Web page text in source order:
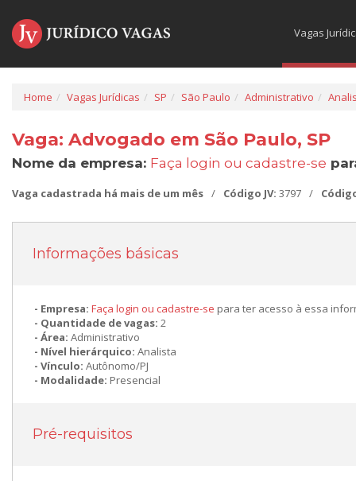
Vagas
Home Vagas Jurídicas SP São Paulo Administrativo
Vaga: Advogado em São Paulo, SP
Nome da empresa: Faça login ou cadastre-se
Vaga cadastrada há mais de um mês / Código JV: 3797 /
Informações básicas
Empresa: Faça login ou cadastre-se para ter acesso à essa
Quantidade de vagas: 2
Área: Administrativo
Nível hierárquico: Analista
Vínculo: Autônomo/PJ
Modalidade: Presencial
Pré-requisitos